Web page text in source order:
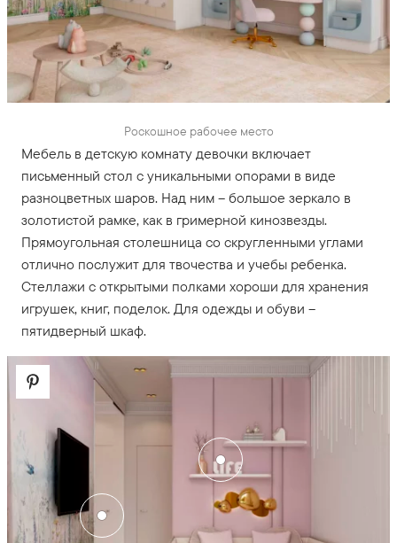
Роскошное рабочее место
Мебель в детскую комнату девочки включает
письменный стол с уникальными опорами в виде
разноцветных шаров. Над ним – большое зеркало в
золотистой рамке, как в гримерной кинозвезды.
Прямоугольная столешница со скругленными углами
отлично послужит для твочества и учебы ребенка.
Стеллажи с открытыми полками хороши для хранения
игрушек, книг, поделок. Для одежды и обуви –
пятидверный шкаф.